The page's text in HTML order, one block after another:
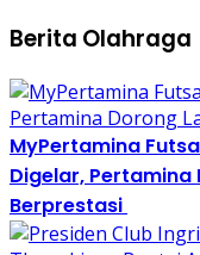
Berita Olahraga
MyPertamina
Digelar,
Berprestasi